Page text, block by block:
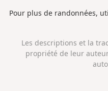
Pour plus de randonnées,
Les descriptions et la
propriété de leur